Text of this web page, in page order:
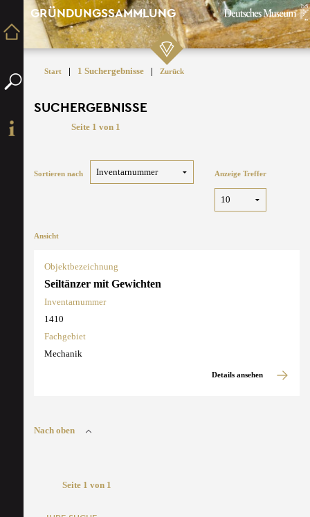
GRÜNDUNGSSAMMLUNG
Start | 1 Suchergebnisse | Zurück
SUCHERGEBNISSE
Seite 1 von 1
Sortieren nach Anzeige Treffer
Ansicht
Objektbezeichnung
Seiltänzer mit Gewichten
Inventarnummer
1410
Fachgebiet
Mechanik
Details ansehen
Nach oben
Seite 1 von 1